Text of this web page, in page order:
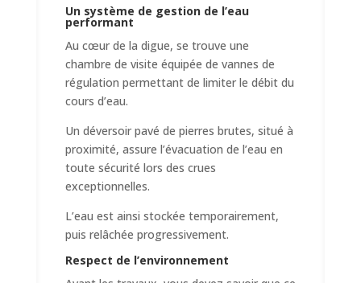
Un système de gestion de l’eau
performant
Au cœur de la digue, se trouve une
chambre de visite équipée de vannes de
régulation permettant de limiter le débit du
cours d’eau.
Un déversoir pavé de pierres brutes, situé à
proximité, assure l’évacuation de l’eau en
toute sécurité lors des crues
exceptionnelles.
L’eau est ainsi stockée temporairement,
puis relâchée progressivement.
Respect de l’environnement